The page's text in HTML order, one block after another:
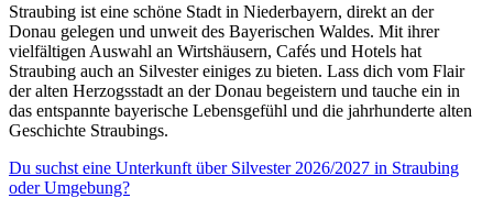
Straubing ist eine schöne Stadt in Niederbayern, direkt an der
Donau gelegen und unweit des Bayerischen Waldes. Mit ihrer
vielfältigen Auswahl an Wirtshäusern, Cafés und Hotels hat
Straubing auch an Silvester einiges zu bieten. Lass dich vom Flair
der alten Herzogsstadt an der Donau begeistern und tauche ein in
das entspannte bayerische Lebensgefühl und die jahrhunderte alten
Geschichte Straubings.
Du suchst eine Unterkunft über Silvester 2026/2027 in Straubing
oder Umgebung?